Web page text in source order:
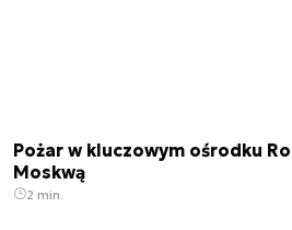
Pożar w kluczowym ośrodku
Moskwą
2 min.